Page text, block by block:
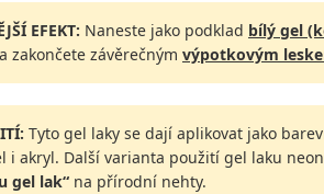
EFEKT: Naneste jako podklad bílý gel
zakončete závěrečným výpotkovým
Tyto gel laky se dají aplikovat jako
i akryl. Další varianta použití gel laku
gel lak“ na přírodní nehty.